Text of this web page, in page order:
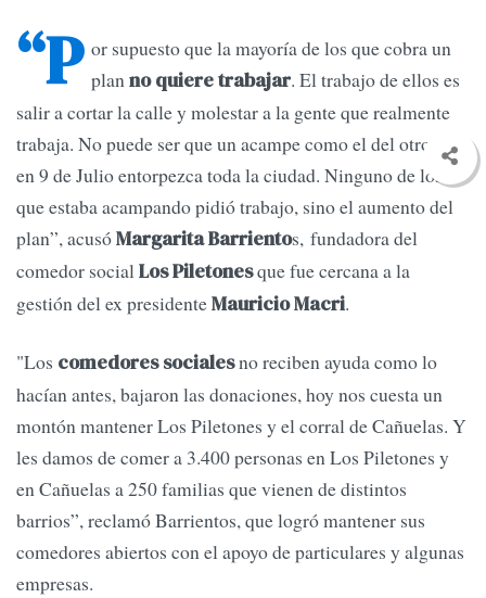
“P or supuesto que la mayoría de los que cobra un
planno quiere trabajar. El trabajo de ellos es
salir a cortar la calle y molestar a la gente que realmente
trabaja. No puede ser que un acampe como el del otro día
en 9 de Julio entorpezca toda la ciudad. Ninguno de los
que estaba acampando pidió trabajo, sino el aumento del
plan”, acusóMargarita Barrientos, fundadora del
comedor socialLos Piletonesque fue cercana a la
gestión del ex presidenteMauricio Macri.
"Los comedores socialesno reciben ayuda como lo
hacían antes, bajaron las donaciones, hoy nos cuesta un
montón mantener Los Piletones y el corral de Cañuelas. Y
les damos de comer a 3.400 personas en Los Piletones y
en Cañuelas a 250 familias que vienen de distintos
barrios”, reclamó Barrientos, que logró mantener sus
comedores abiertos con el apoyo de particulares y algunas
empresas.